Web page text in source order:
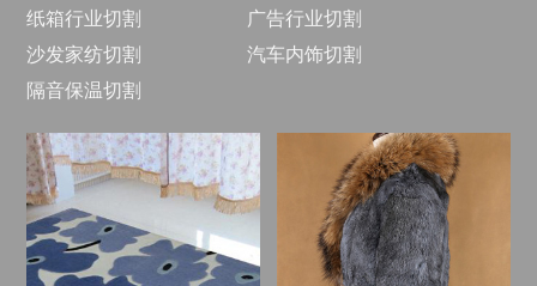
纸箱行业切割
广告行业切割
沙发家纺切割
汽车内饰切割
隔音保温切割